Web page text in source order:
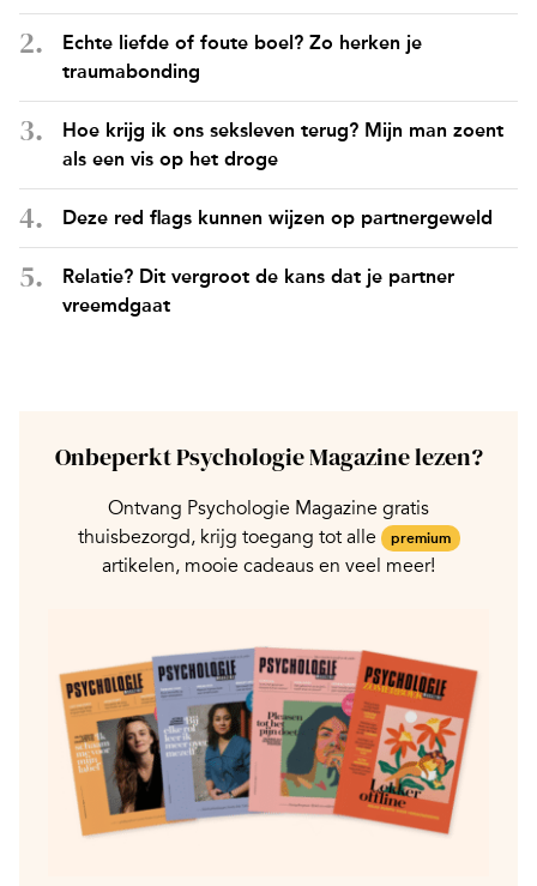
Echte liefde of foute boel? Zo herken je
traumabonding
Hoe krijg ik ons seksleven terug? Mijn man zoent
als een vis op het droge
Deze red flags kunnen wijzen op partnergeweld
Relatie? Dit vergroot de kans dat je partner
vreemdgaat
Onbeperkt Psychologie Magazine lezen?
Ontvang Psychologie Magazine gratis
thuisbezorgd, krijg toegang tot alle
premium
artikelen, mooie cadeaus en veel meer!